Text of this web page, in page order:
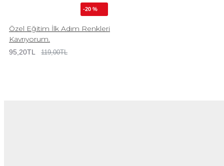
-20 %
Özel Eğitim İlk Adım Renkleri
Kavrıyorum.
95,20TL 119,00TL